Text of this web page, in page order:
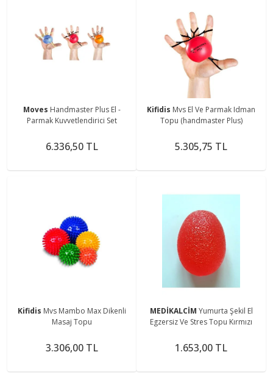
Moves Handmaster Plus El -
Parmak Kuvvetlendirici Set
6.336,50 TL
Kifidis Mvs El Ve Parmak Idman
Topu (handmaster Plus)
5.305,75 TL
Kifidis Mvs Mambo Max Dikenli
Masaj Topu
3.306,00 TL
MEDİKALCİM Yumurta Şekil El
Egzersiz Ve Stres Topu Kırmızı
1.653,00 TL